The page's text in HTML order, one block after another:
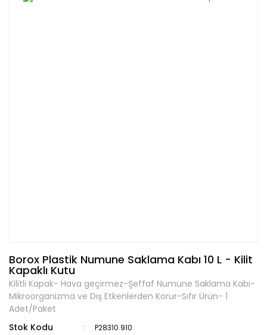
Borox Plastik Numune Saklama Kabı 10 L - Kilit
Kapaklı Kutu
Kilitli Kapak- Hava geçirmez-Şeffaf Numune Saklama Kabı-
Mikroorganizma ve Dış Etkenlerden Korur-Sıfır Ürün- 1
Adet/Paket
Stok Kodu
P28310.910